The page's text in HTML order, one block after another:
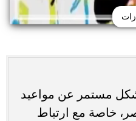
مستمر عن مواعيد
خاصة مع ارتباط